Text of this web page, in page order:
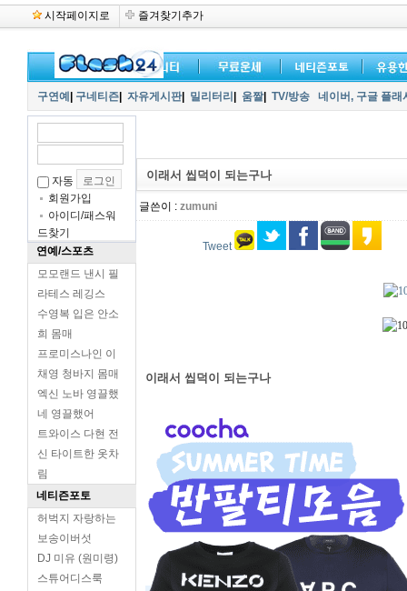
시작페이지로 즐겨찾기추가
구연예 구네티즌 자유게시판| 밀리터리 움짤| TV/방송 네이버, 구글 플
자동
회원가입
아이디/패스워
드찾기
연예/스포츠
모모랜드 낸시 필
라테스 레깅스
수영복 입은 안소
희 몸매
프로미스나인 이
채영 청바지 몸매
엑신 노바 영끌했
네 영끌했어
트와이스 다현 전
신 타이트한 옷차
림
네티즌포토
허벅지 자랑하는
보송이버섯
DJ 미유 (원미령)
스튜어디스룩
이래서 씹덕이 되는구나
글쓴이 : zumuni
Tweet
이래서 씹덕이 되는구나